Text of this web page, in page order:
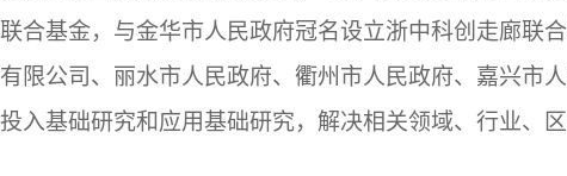
合基金，与金华市人民政府冠名设立浙中科创走廊联
限公司、丽水市人民政府、衢州市人民政府、嘉兴市
入基础研究和应用基础研究，解决相关领域、行业、